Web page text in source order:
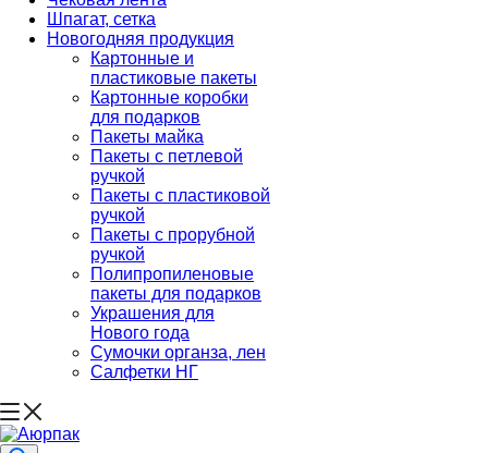
Шпагат, сетка
Новогодняя продукция
Картонные и
пластиковые пакеты
Картонные коробки
для подарков
Пакеты майка
Пакеты с петлевой
ручкой
Пакеты с пластиковой
ручкой
Пакеты с прорубной
ручкой
Полипропиленовые
пакеты для подарков
Украшения для
Нового года
Сумочки органза, лен
Салфетки НГ